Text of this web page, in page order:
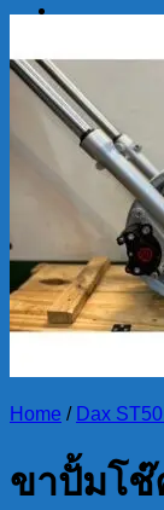
Search
for:
Cart
No
Home / Dax
ขาปั้มโช๊